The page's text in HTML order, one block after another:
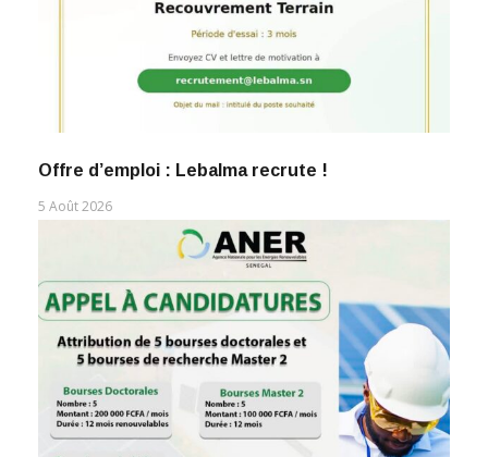
Offre d’emploi : Lebalma recrute !
5 Août 2026